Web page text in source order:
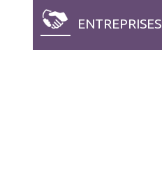
ENTREPRISES